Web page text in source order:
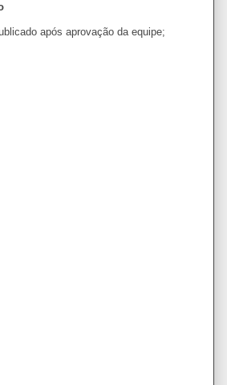
após aprovação da equipe;